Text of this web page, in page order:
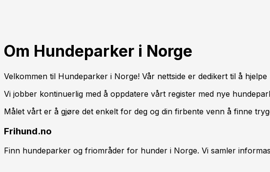
Om Hundeparker i Norge
Velkommen til Hundeparker i Norge! Vår nettside er dedikert til å
Vi jobber kontinuerlig med å oppdatere vårt register med nye
Målet vårt er å gjøre det enkelt for deg og din firbente venn å finne
Frihund.no
Finn hundeparker og friområder for hunder i Norge. Vi samler